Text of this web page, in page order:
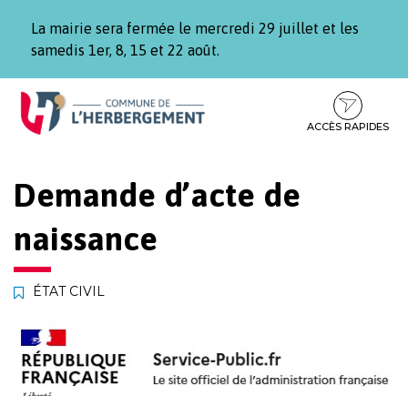
La mairie sera fermée le mercredi 29 juillet et les
samedis 1er, 8, 15 et 22 août.
Aller
Aller
contenu
Aller
pied
ACCÈS RAPIDES
Demande d’acte de
naissance
ÉTAT CIVIL